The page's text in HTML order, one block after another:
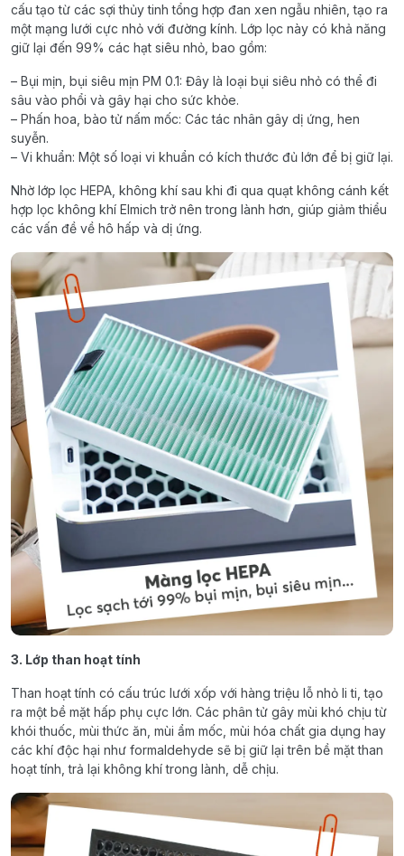
cấu tạo từ các sợi thủy tinh tổng hợp đan xen ngẫu nhiên, tạo ra
một mạng lưới cực nhỏ với đường kính. Lớp lọc này có khả năng
giữ lại đến 99% các hạt siêu nhỏ, bao gồm:
– Bụi mịn, bụi siêu mịn PM 0.1: Đây là loại bụi siêu nhỏ có thể đi
sâu vào phổi và gây hại cho sức khỏe.
– Phấn hoa, bào tử nấm mốc: Các tác nhân gây dị ứng, hen
suyễn.
– Vi khuẩn: Một số loại vi khuẩn có kích thước đủ lớn để bị giữ lại.
Nhờ lớp lọc HEPA, không khí sau khi đi qua quạt không cánh kết
hợp lọc không khí Elmich trở nên trong lành hơn, giúp giảm thiểu
các vấn đề về hô hấp và dị ứng.
3. Lớp than hoạt tính
Than hoạt tính có cấu trúc lưới xốp với hàng triệu lỗ nhỏ li ti, tạo
ra một bề mặt hấp phụ cực lớn. Các phân tử gây mùi khó chịu từ
khói thuốc, mùi thức ăn, mùi ẩm mốc, mùi hóa chất gia dụng hay
các khí độc hại như formaldehyde sẽ bị giữ lại trên bề mặt than
hoạt tính, trả lại không khí trong lành, dễ chịu.